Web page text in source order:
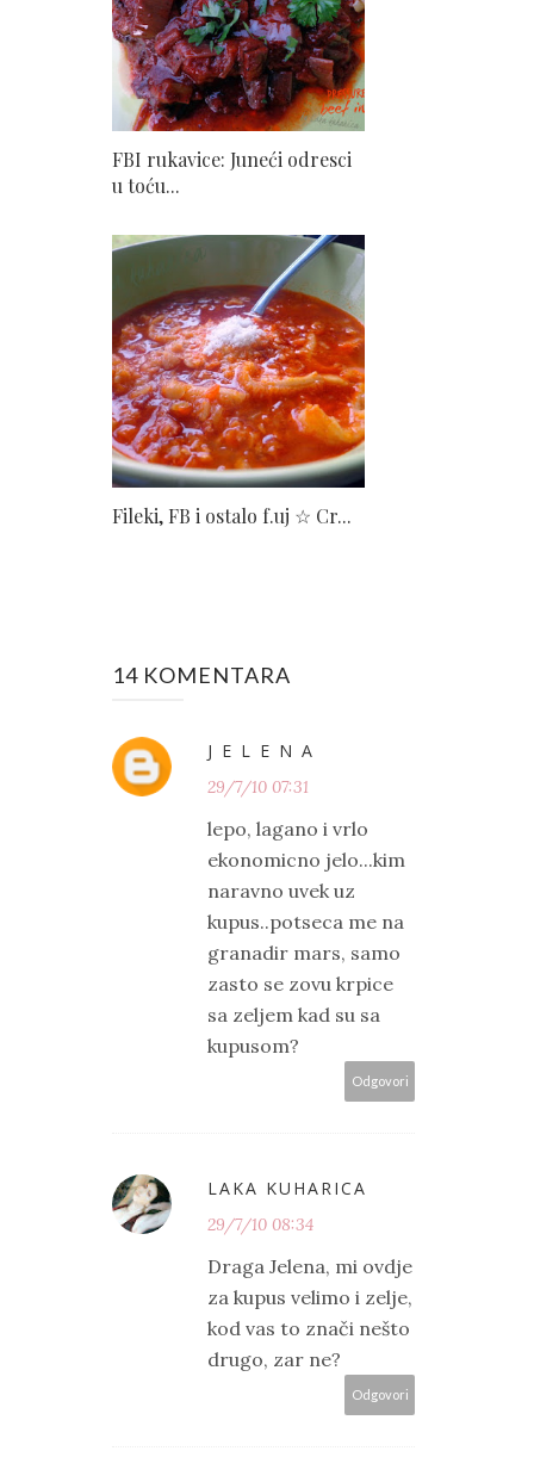
FBI rukavice: Juneći odresci
u toću...
Fileki, FB i ostalo f.uj ☆ Cr...
14 KOMENTARA
J E L E N A
29/7/10 07:31
lepo, lagano i vrlo
ekonomicno jelo...kim
naravno uvek uz
kupus..potseca me na
granadir mars, samo
zasto se zovu krpice
sa zeljem kad su sa
kupusom?
Odgovori
LAKA KUHARICA
29/7/10 08:34
Draga Jelena, mi ovdje
za kupus velimo i zelje,
kod vas to znači nešto
drugo, zar ne?
Odgovori